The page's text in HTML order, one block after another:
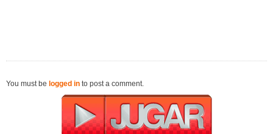
You must be logged in to post a comment.